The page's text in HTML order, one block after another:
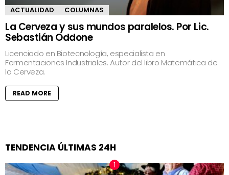
ACTUALIDAD COLUMNAS
La Cerveza y sus mundos paralelos. Por Lic.
Sebastián Oddone
Licenciado en Biotecnología, especialista en
Fermentaciones Industriales. Autor del libro Matemática de
la Cerveza.
READ MORE
TENDENCIA ÚLTIMAS 24H